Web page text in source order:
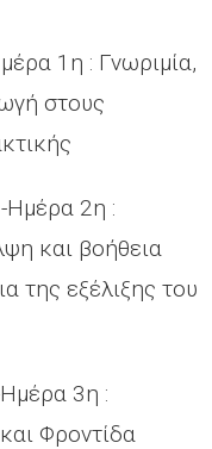
1η : Γνωριμία,
στους
Ημέρα 2η :
και βοήθεια
της εξέλιξης του
3η :
Φροντίδα